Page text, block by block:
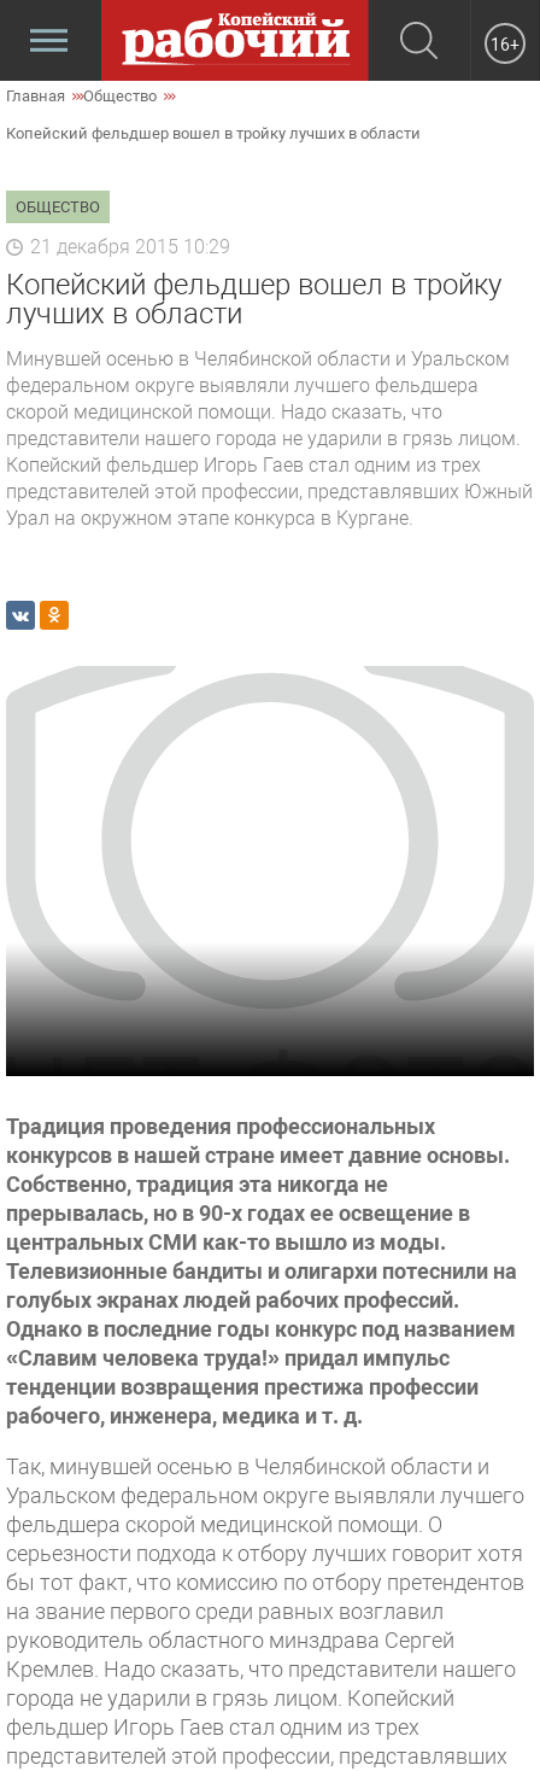
16+
Главная Общество
Копейский фельдшер вошел в тройку лучших в области
ОБЩЕСТВО
21 декабря 2015 10:29
Копейский фельдшер вошел в тройку
лучших в области
Минувшей осенью в Челябинской области и Уральском
федеральном округе выявляли лучшего фельдшера
скорой медицинской помощи. Надо сказать, что
представители нашего города не ударили в грязь лицом.
Копейский фельдшер Игорь Гаев стал одним из трех
представителей этой профессии, представлявших Южный
Урал на окружном этапе конкурса в Кургане.
Традиция проведения профессиональных
конкурсов в нашей стране имеет давние основы.
Собственно, традиция эта никогда не
прерывалась, но в 90-х годах ее освещение в
центральных СМИ как-то вышло из моды.
Телевизионные бандиты и олигархи потеснили на
голубых экранах людей рабочих профессий.
Однако в последние годы конкурс под названием
«Славим человека труда!» придал импульс
тенденции возвращения престижа профессии
рабочего, инженера, медика и т. д.
Так, минувшей осенью в Челябинской области и
Уральском федеральном округе выявляли лучшего
фельдшера скорой медицинской помощи. О
серьезности подхода к отбору лучших говорит хотя
бы тот факт, что комиссию по отбору претендентов
на звание первого среди равных возглавил
руководитель областного минздрава Сергей
Кремлев. Надо сказать, что представители нашего
города не ударили в грязь лицом. Копейский
фельдшер Игорь Гаев стал одним из трех
представителей этой профессии, представлявших